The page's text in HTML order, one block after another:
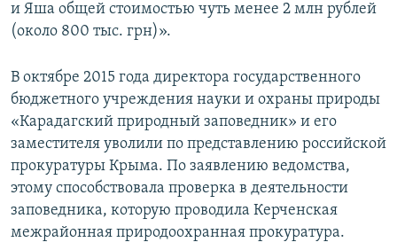
и Яша общей стоимостью чуть менее 2 млн рублей
(около 800 тыс. грн)».
В октябре 2015 года директора государственного
бюджетного учреждения науки и охраны природы
«Карадагский природный заповедник» и его
заместителя уволили по представлению российской
прокуратуры Крыма. По заявлению ведомства,
этому способствовала проверка в деятельности
заповедника, которую проводила Керченская
межрайонная природоохранная прокуратура.